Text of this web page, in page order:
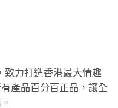
致力打造香港最大情趣
產品百分百正品，讓全